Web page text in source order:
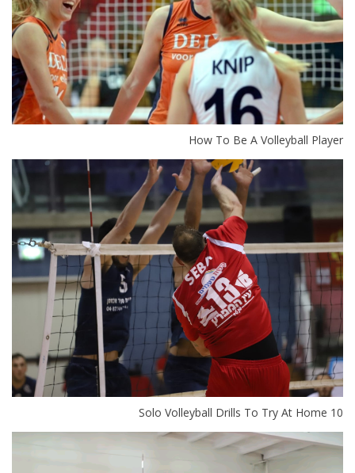
How To Be A Volleyball Player
10 Solo Volleyball Drills To Try At Home